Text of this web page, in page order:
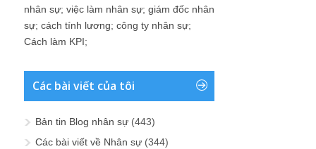
nhân sự; việc làm nhân sự; giám đốc nhân
sự; cách tính lương; công ty nhân sự;
Cách làm KPI;
Các bài viết của tôi
Bản tin Blog nhân sự (443)
Các bài viết về Nhân sự (344)